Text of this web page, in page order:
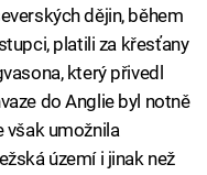
dějin, během
platili za křesťany
který přivedl
do Anglie byl notně
však umožnila
území i jinak než